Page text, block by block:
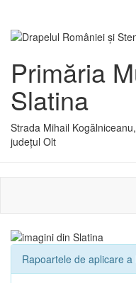
Primăria
Slatina
Strada Mihail
județul Olt
Rapoartele de aplicare a